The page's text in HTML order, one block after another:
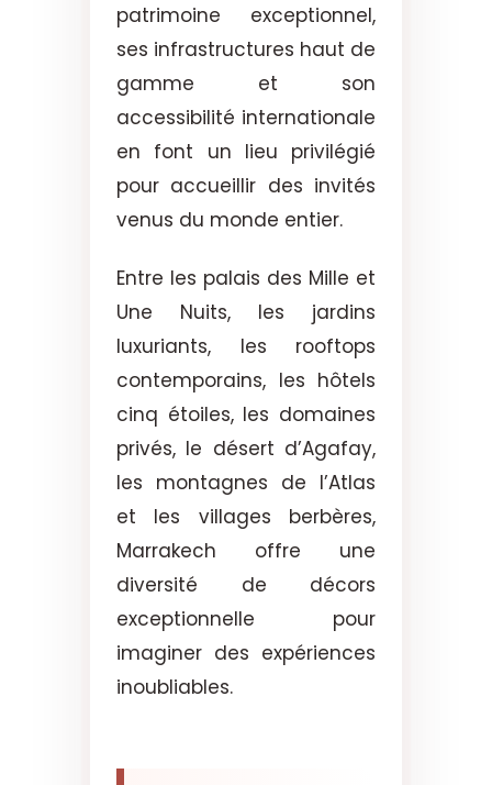
patrimoine exceptionnel,
ses infrastructures haut de
gamme et son
accessibilité internationale
en font un lieu privilégié
pour accueillir des invités
venus du monde entier.
Entre les palais des Mille et
Une Nuits, les jardins
luxuriants, les rooftops
contemporains, les hôtels
cinq étoiles, les domaines
privés, le désert d’Agafay,
les montagnes de l’Atlas
et les villages berbères,
Marrakech offre une
diversité de décors
exceptionnelle pour
imaginer des expériences
inoubliables.